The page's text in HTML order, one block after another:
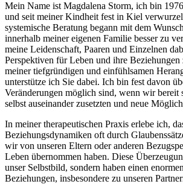
Mein Name ist Magdalena Storm, ich bin
und seit meiner Kindheit fest in Kiel
systemische Beratung begann mit dem
innerhalb meiner eigenen Familie besser zu
meine Leidenschaft, Paaren und Einzelnen
Perspektiven für Leben und ihre
meiner tiefgründigen und einfühlsamen
unterstütze ich Sie dabei. Ich bin fest davon
Veränderungen möglich sind, wenn wir bereit
selbst auseinander zusetzten und neue
In meiner therapeutischen Praxis erlebe ich,
Beziehungsdynamiken oft durch
wir von unseren Eltern oder anderen
Leben übernommen haben. Diese
unser Selbstbild, sondern haben einen
Beziehungen, insbesondere zu unseren